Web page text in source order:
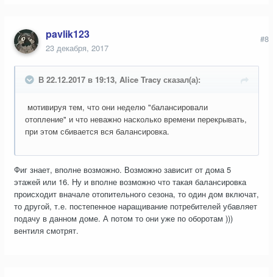
pavlik123
23 декабря, 2017
#8
В 22.12.2017 в 19:13, Alice Tracy сказал(а):
мотивируя тем, что они неделю "балансировали
отопление" и что неважно насколько времени перекрывать,
при этом сбивается вся балансировка.
Фиг знает, вполне возможно. Возможно зависит от дома 5
этажей или 16. Ну и вполне возможно что такая балансировка
происходит вначале отопительного сезона, то один дом включат,
то другой, т.е. постепенное наращивание потребителей убавляет
подачу в данном доме. А потом то они уже по оборотам )))
вентиля смотрят.